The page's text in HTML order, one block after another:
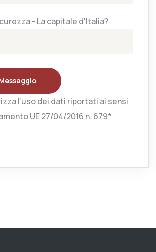
- La capitale d'Italia?
l’uso dei dati riportati ai sensi
UE 27/04/2016 n. 679*